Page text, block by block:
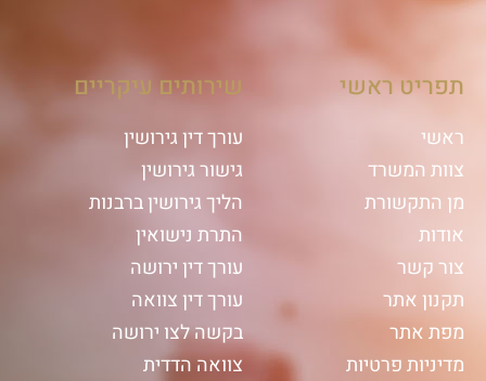
תפריט ראשי
ראשי
צוות המשרד
מן התקשורת
אודות
צור קשר
תקנון אתר
מפת אתר
מדיניות פרטיות
שירותים עיקריים
עורך דין גירושין
גישור גירושין
הליך גירושין ברבנות
התרת נישואין
עורך דין ירושה
עורך דין צוואה
בקשה לצו ירושה
צוואה הדדית